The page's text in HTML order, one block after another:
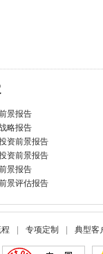
景报告
略报告
资前景报告
资前景报告
景报告
景评估报告
专项定制 典型客